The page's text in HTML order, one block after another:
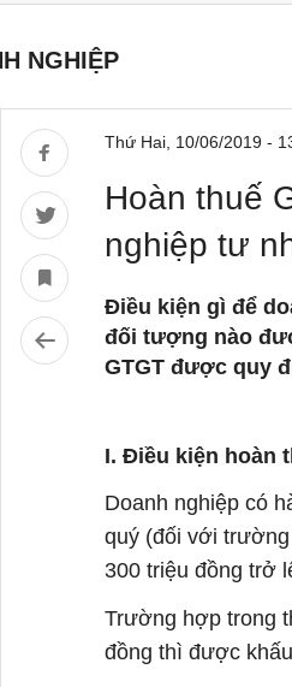
NGHIỆP
Thứ Hai, 10/06/2019 -
Hoàn thuế
nghiệp tư
Điều kiện gì để
đối tượng nào
GTGT được quy
I. Điều kiện hoàn
Doanh nghiệp có
quý (đối với
300 triệu đồng trở
Trường hợp trong
đồng thì được